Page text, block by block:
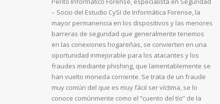
– Socio del Estudio CySI de Informática Forense, la
mayor permanencia en los dispositivos y las menores
barreras de seguridad que generalmente tenemos
en las conexiones hogareñas, se convierten en una
oportunidad inmejorable para los atacantes y los
fraudes mediante phishing, que lamentablemente se
han vuelto moneda corriente. Se trata de un fraude
muy común del que es muy fácil ser víctima, se lo
conoce comúnmente como el “cuento del tío” de la